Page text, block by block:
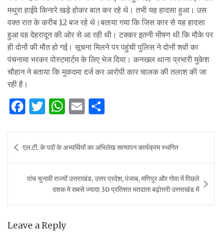
मथुरा हाईवे किनारे खड़े होकर बात कर रहे थे। तभी यह हादसा हुआ। उस
वक्‍त रात के करीब 12 बज रहे थे।बताया गया क‍ि जिस कार से यह हादसा
हुआ वह देहरादून की ओर से आ रही थी। टक्‍कर इतनी भीषण थी क‍ि मौके पर
ही दोनों की मौत हो गई। सूचना मिलने पर पहुंची पुलिस ने दोनों शवों का
पंचनामा भरकर पोस्टमार्टम के लिए भेज दिया। कनखल थाना प्रभारी मुकेश
चौहान ने बताया क‌ि मुकदमा दर्ज कर आरोपी कार चालक की तलाश की जा
रही है।
F
c
e
b
o
o
T
it
te
r
W
at
s
A
p
p
E
ai
l
ar
e
navigation
एल.टी. के पदों के अभ्यर्थियों का अभिलेख सत्यापन कार्यक्रम स्थगित
पांच चुनावी राज्यों उत्तराखंड, उत्तर प्रदेश, पंजाब, मणिपुर और गोवा में पिछले
दशक मे सबसे ज्यादा 30 प्रतिशत मतदाता बढ़ोत्तरी उत्तराखंड में
Leave a Reply